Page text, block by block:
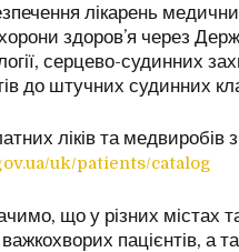
лікарень
здоровʼя через
серцево-судинних
до штучних судинних
ліків та медвиробів
uk/patients/catalog
що у різних містах
пацієнтів, а